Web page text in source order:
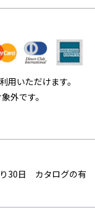
用いただけます。
外です。
り30日 カタログの有